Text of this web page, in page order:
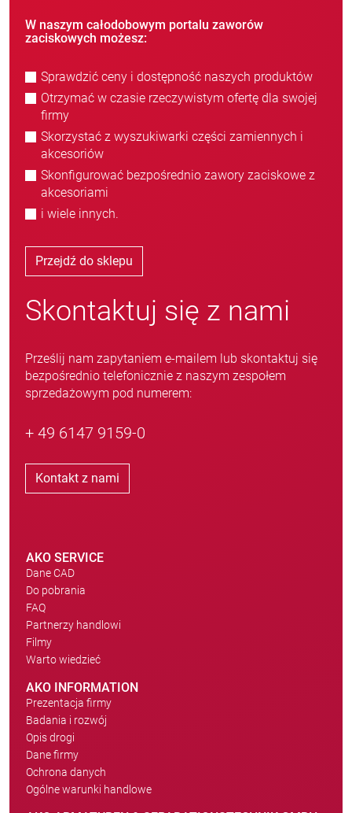
W naszym całodobowym portalu zaworów
zaciskowych możesz:
Sprawdzić ceny i dostępność naszych produktów
Otrzymać w czasie rzeczywistym ofertę dla swojej
firmy
Skorzystać z wyszukiwarki części zamiennych i
akcesoriów
Skonfigurować bezpośrednio zawory zaciskowe z
akcesoriami
i wiele innych.
Przejdź do sklepu
Skontaktuj się z nami
Prześlij nam zapytaniem e-mailem lub skontaktuj się
bezpośrednio telefonicznie z naszym zespołem
sprzedażowym pod numerem:
+ 49 6147 9159-0
Kontakt z nami
AKO SERVICE
Dane CAD
Do pobrania
FAQ
Partnerzy handlowi
Filmy
Warto wiedzieć
AKO INFORMATION
Prezentacja firmy
Badania i rozwój
Opis drogi
Dane firmy
Ochrona danych
Ogólne warunki handlowe